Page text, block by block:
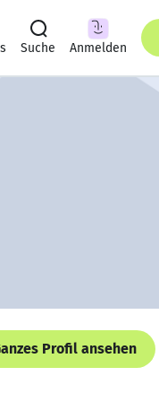
Suche Anmelden
Profil ansehen